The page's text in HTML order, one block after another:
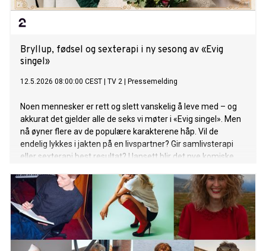
Bryllup, fødsel og sexterapi i ny sesong av «Evig
singel»
12.5.2026 08:00:00 CEST TV 2 Pressemelding
Noen mennesker er rett og slett vanskelig å leve med – og
akkurat det gjelder alle de seks vi møter i «Evig singel». Men
nå øyner flere av de populære karakterene håp. Vil de
endelig lykkes i jakten på en livspartner? Gir samlivsterapi
eller sexterapi best resultat? Uansett blir det nye komiske
premiere 12. juni!